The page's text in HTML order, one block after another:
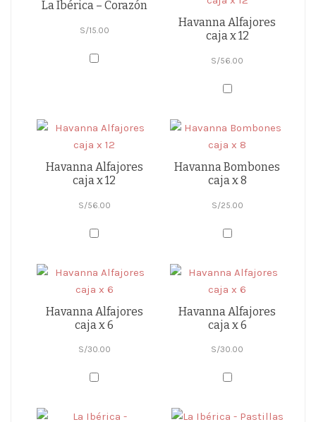
La Ibérica – Corazón
S/15.00
Havanna Alfajores
caja x 12
S/56.00
Havanna Alfajores
caja x 12
S/56.00
Havanna Bombones
caja x 8
S/25.00
Havanna Alfajores
caja x 6
S/30.00
Havanna Alfajores
caja x 6
S/30.00